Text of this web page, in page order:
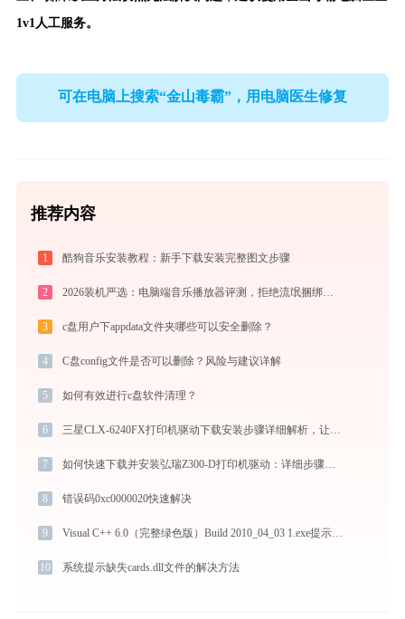
1v1人工服务。
可在电脑上搜索“金山毒霸”，用电脑医生修复
推荐内容
1 酷狗音乐安装教程：新手下载安装完整图文步骤
2 2026装机严选：电脑端音乐播放器评测，拒绝流氓捆绑，还原极致无损心流音质
3 c盘用户下appdata文件夹哪些可以安全删除？
4 C盘config文件是否可以删除？风险与建议详解
5 如何有效进行c盘软件清理？
6 三星CLX-6240FX打印机驱动下载安装步骤详细解析，让安装更简单
7 如何快速下载并安装弘瑞Z300-D打印机驱动：详细步骤解析
8 错误码0xc0000020快速解决
9 Visual C++ 6.0（完整绿色版）Build 2010_04_03 1.exe提示缺少libgcc_s_dw2-1.dll文件的解决办法
10 系统提示缺失cards.dll文件的解决方法